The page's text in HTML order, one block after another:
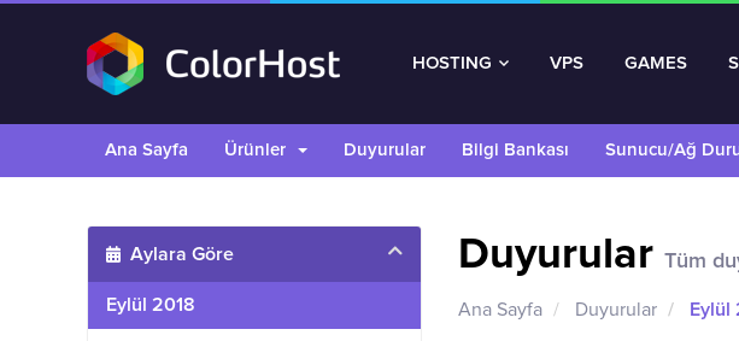
HOSTING VPS GAMES
Ana Sayfa Ürünler Duyurular Bilgi Bankası Sunucu/Ağ
Duyurular Tüm
Ana Sayfa Duyurular Eylül
Aylara Göre
Eylül 2018